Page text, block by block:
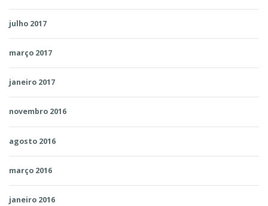
julho 2017
março 2017
janeiro 2017
novembro 2016
agosto 2016
março 2016
janeiro 2016